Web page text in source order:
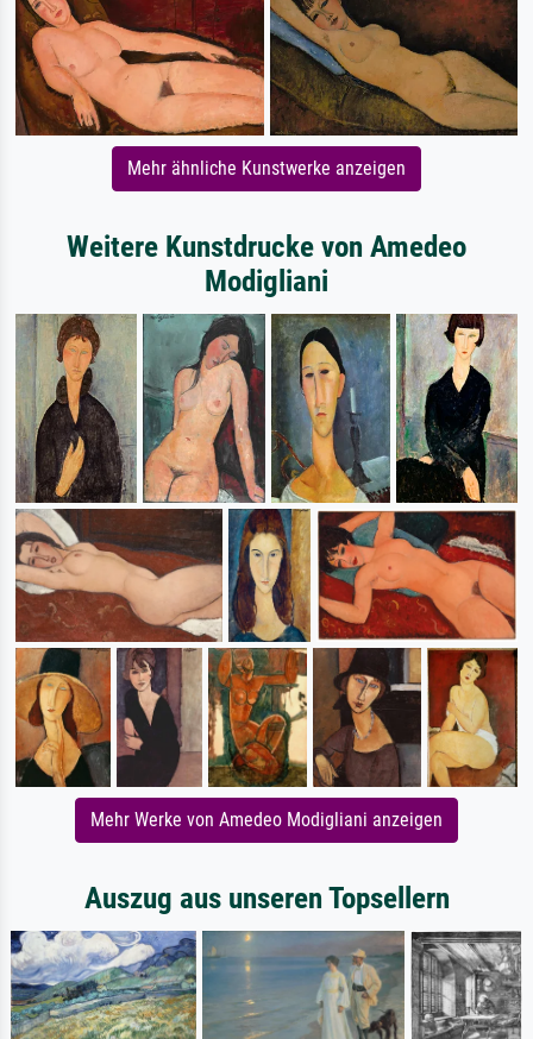
Mehr ähnliche Kunstwerke anzeigen
Weitere Kunstdrucke von Amedeo
Modigliani
Mehr Werke von Amedeo Modigliani anzeigen
Auszug aus unseren Topsellern